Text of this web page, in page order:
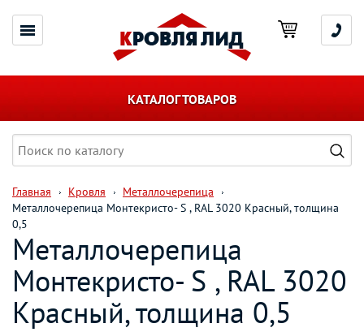
КАТАЛОГ ТОВАРОВ
Главная Кровля
Металлочерепица
Металлочерепица Монтекристо- S , RAL 3020 Красный, толщина
0,5
Металлочерепица
Монтекристо- S , RAL 3020
Красный, толщина 0,5